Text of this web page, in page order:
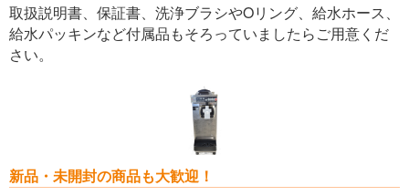
取扱説明書、保証書、洗浄ブラシやOリング、給水ホース、
給水パッキンなど付属品もそろっていましたらご用意くだ
さい。
新品・未開封の商品も大歓迎！